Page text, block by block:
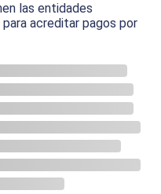
las entidades
acreditar pagos por